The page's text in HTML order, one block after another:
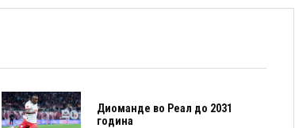
Диоманде во Реал до 2031
година